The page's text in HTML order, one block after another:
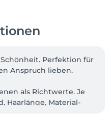
Schönheit. Perfektion für
Anspruch lieben.
als Richtwerte. Je
Haarlänge, Material-